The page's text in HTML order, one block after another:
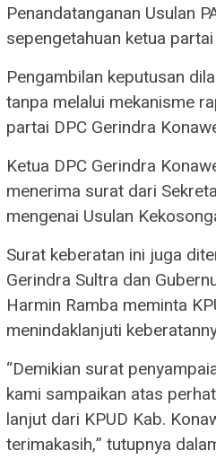
Penandatanganan Usulan
sepengetahuan ketua
Pengambilan keputusan
tanpa melalui mekanisme
partai DPC Gerindra
Ketua DPC Gerindra
menerima surat dari
mengenai Usulan
Surat keberatan ini juga
Gerindra Sultra dan
Harmin Ramba meminta
menindaklanjuti
“Demikian surat
kami sampaikan atas
lanjut dari KPUD Kab.
terimakasih,” tutupnya